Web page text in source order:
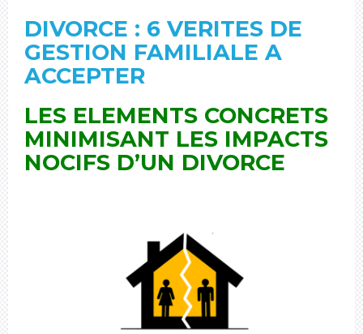
DIVORCE : 6 VERITES DE
GESTION FAMILIALE A
ACCEPTER
LES ELEMENTS CONCRETS
MINIMISANT LES IMPACTS
NOCIFS D’UN DIVORCE